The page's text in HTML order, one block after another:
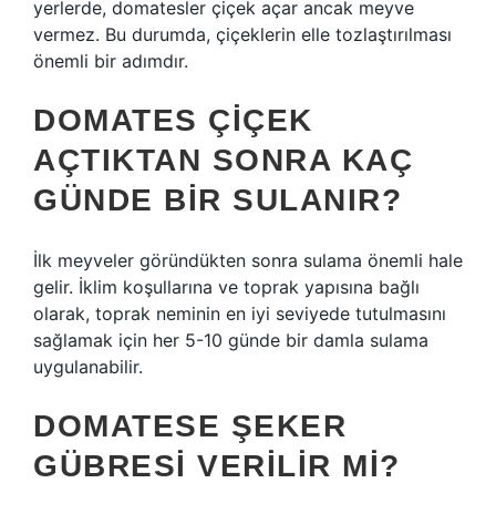
yerlerde, domatesler çiçek açar ancak meyve
vermez. Bu durumda, çiçeklerin elle tozlaştırılması
önemli bir adımdır.
DOMATES ÇIÇEK
AÇTIKTAN SONRA KAÇ
GÜNDE BIR SULANIR?
İlk meyveler göründükten sonra sulama önemli hale
gelir. İklim koşullarına ve toprak yapısına bağlı
olarak, toprak neminin en iyi seviyede tutulmasını
sağlamak için her 5-10 günde bir damla sulama
uygulanabilir.
DOMATESE ŞEKER
GÜBRESI VERILIR MI?